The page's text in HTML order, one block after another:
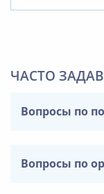
ЧАСТО
Вопросы по
Вопросы по